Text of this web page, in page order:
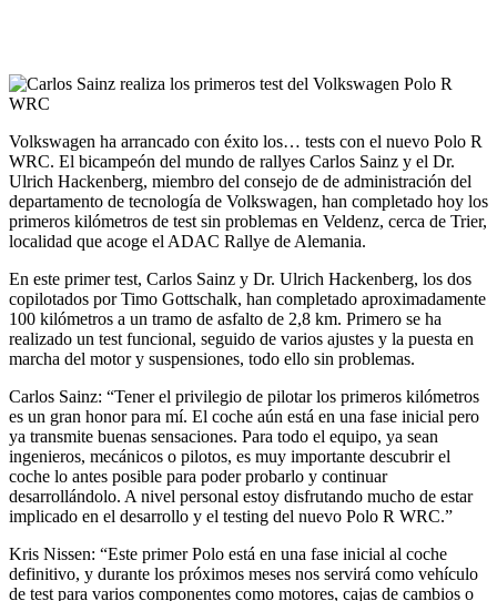
Volkswagen ha arrancado con éxito los… tests con el nuevo Polo R
WRC. El bicampeón del mundo de rallyes Carlos Sainz y el Dr.
Ulrich Hackenberg, miembro del consejo de de administración del
departamento de tecnología de Volkswagen, han completado hoy los
primeros kilómetros de test sin problemas en Veldenz, cerca de Trier,
localidad que acoge el ADAC Rallye de Alemania.
En este primer test, Carlos Sainz y Dr. Ulrich Hackenberg, los dos
copilotados por Timo Gottschalk, han completado aproximadamente
100 kilómetros a un tramo de asfalto de 2,8 km. Primero se ha
realizado un test funcional, seguido de varios ajustes y la puesta en
marcha del motor y suspensiones, todo ello sin problemas.
Carlos Sainz: “Tener el privilegio de pilotar los primeros kilómetros
es un gran honor para mí. El coche aún está en una fase inicial pero
ya transmite buenas sensaciones. Para todo el equipo, ya sean
ingenieros, mecánicos o pilotos, es muy importante descubrir el
coche lo antes posible para poder probarlo y continuar
desarrollándolo. A nivel personal estoy disfrutando mucho de estar
implicado en el desarrollo y el testing del nuevo Polo R WRC.”
Kris Nissen: “Este primer Polo está en una fase inicial al coche
definitivo, y durante los próximos meses nos servirá como vehículo
de test para varios componentes como motores, cajas de cambios o